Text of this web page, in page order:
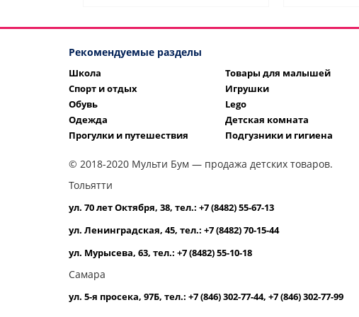
Рекомендуемые разделы
Школа
Спорт и отдых
Обувь
Одежда
Прогулки и путешествия
Товары для малышей
Игрушки
Lego
Детская комната
Подгузники и гигиена
© 2018-2020 Мульти Бум — продажа детских товаров.
Тольятти
ул. 70 лет Октября, 38, тел.: +7 (8482) 55-67-13
ул. Ленинградская, 45, тел.: +7 (8482) 70-15-44
ул. Мурысева, 63, тел.: +7 (8482) 55-10-18
Самара
ул. 5-я просека, 97Б, тел.: +7 (846) 302-77-44, +7 (846) 302-77-99